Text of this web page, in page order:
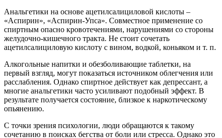
Анальгетики на основе ацетилсалициловой кислоты –
«Аспирин», «Аспирин-Упса». Совместное применение со
спиртным опасно кровотечениями, нарушениями со стороны
желудочно-кишечного тракта. Не стоит сочетать
ацетилсалициловую кислоту с вином, водкой, коньяком и т. п.
Алкогольные напитки и обезболивающие таблетки, на
первый взгляд, могут показаться источником облегчения или
расслабления. Однако спиртное действует как депрессант, а
многие анальгетики часто усиливают подобный эффект. В
результате получается состояние, близкое к наркотическому
опьянению.
С точки зрения психологии, люди обращаются к такому
сочетанию в поисках бегства от боли или стресса. Однако это